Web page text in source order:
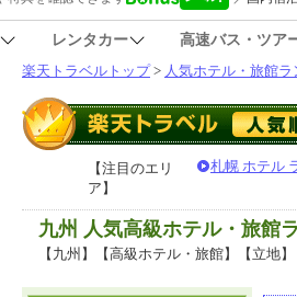
レンタカー
高速バス・ツア
楽天トラベルトップ> 人気ホテル・旅館ラ
【注目のエリ
ア】
札幌 ホテル
九州 人気高級ホテル・旅館
【九州】【高級ホテル・旅館】【立地】